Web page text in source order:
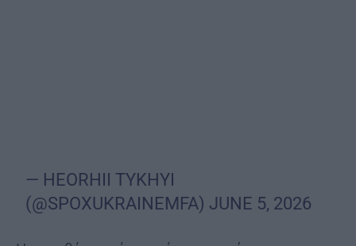
— HEORHII TYKHYI
(@SPOXUKRAINEMFA) JUNE 5, 2026